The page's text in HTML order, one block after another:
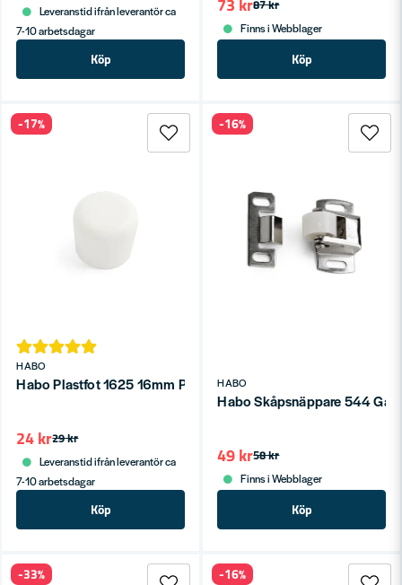
Leveranstid ifrån leverantör ca
7-10 arbetsdagar
Köp
87 kr
Finns i Webblager
Köp
HABO
Habo Plastfot 1625 16mm Plast Vit SB
29 kr
24 kr
Leveranstid ifrån leverantör ca
7-10 arbetsdagar
Köp
-17%
HABO
Habo Skåpsnäppare 544
58 kr
49 kr
Finns i Webblager
Köp
-16%
-33% -16%